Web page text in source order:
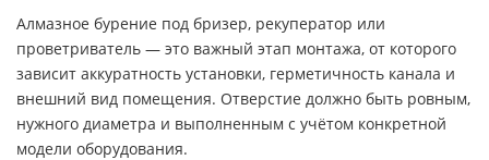
Алмазное бурение под бризер, рекуператор или
проветриватель — это важный этап монтажа, от которого
зависит аккуратность установки, герметичность канала и
внешний вид помещения. Отверстие должно быть ровным,
нужного диаметра и выполненным с учётом конкретной
модели оборудования.